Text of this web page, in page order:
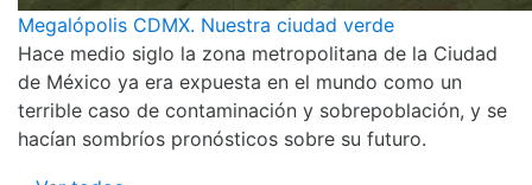
Megalópolis CDMX. Nuestra ciudad verde
Hace medio siglo la zona metropolitana de la Ciudad
de México ya era expuesta en el mundo como un
terrible caso de contaminación y sobrepoblación, y se
hacían sombríos pronósticos sobre su futuro.